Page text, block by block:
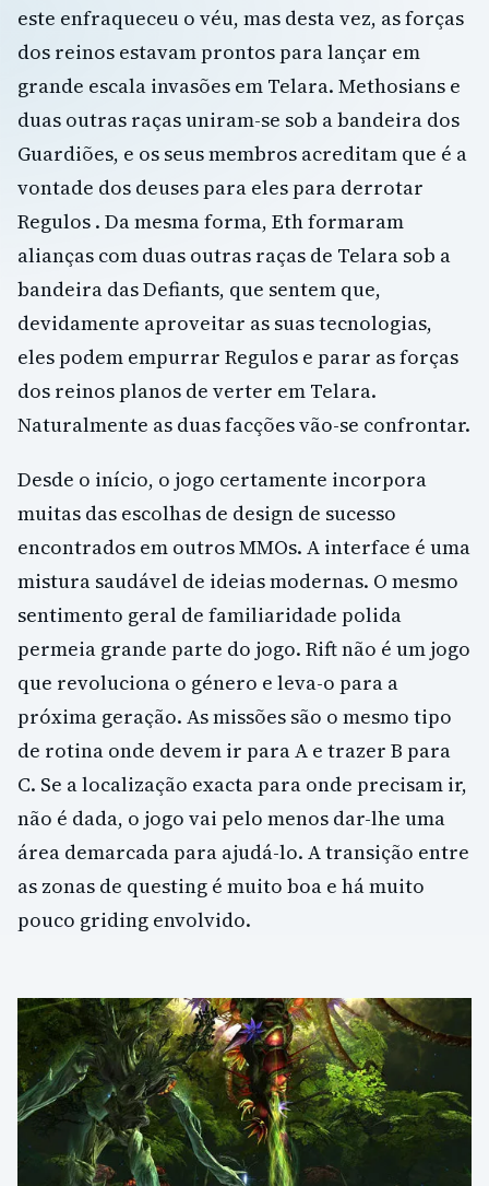
este enfraqueceu o véu, mas desta vez, as forças
dos reinos estavam prontos para lançar em
grande escala invasões em Telara. Methosians e
duas outras raças uniram-se sob a bandeira dos
Guardiões, e os seus membros acreditam que é a
vontade dos deuses para eles para derrotar
Regulos . Da mesma forma, Eth formaram
alianças com duas outras raças de Telara sob a
bandeira das Defiants, que sentem que,
devidamente aproveitar as suas tecnologias,
eles podem empurrar Regulos e parar as forças
dos reinos planos de verter em Telara.
Naturalmente as duas facções vão-se confrontar.
Desde o início, o jogo certamente incorpora
muitas das escolhas de design de sucesso
encontrados em outros MMOs. A interface é uma
mistura saudável de ideias modernas. O mesmo
sentimento geral de familiaridade polida
permeia grande parte do jogo. Rift não é um jogo
que revoluciona o género e leva-o para a
próxima geração. As missões são o mesmo tipo
de rotina onde devem ir para A e trazer B para
C. Se a localização exacta para onde precisam ir,
não é dada, o jogo vai pelo menos dar-lhe uma
área demarcada para ajudá-lo. A transição entre
as zonas de questing é muito boa e há muito
pouco griding envolvido.